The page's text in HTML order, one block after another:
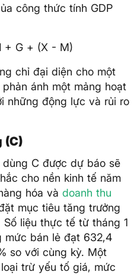
công thức tính GDP
+ G + (X - M)
chỉ đại diện cho một
ánh một mảng hoạt
những động lực và rủi ro
(C)
C được dự báo sẽ
cho nền kinh tế năm
hóa và doanh thu
mục tiêu tăng trưởng
Số liệu thực tế từ tháng 1
mức bán lẻ đạt 632,4
so với cùng kỳ. Một
trừ yếu tố giá, mức